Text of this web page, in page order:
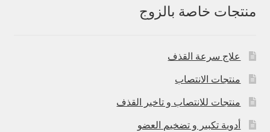
منتجات خاصة بالزوج
علاج سرعة القذف
منتجات الانتصاب
منتجات للانتصاب و تاخير القذف
أدوية تكبير و تضخيم العضو